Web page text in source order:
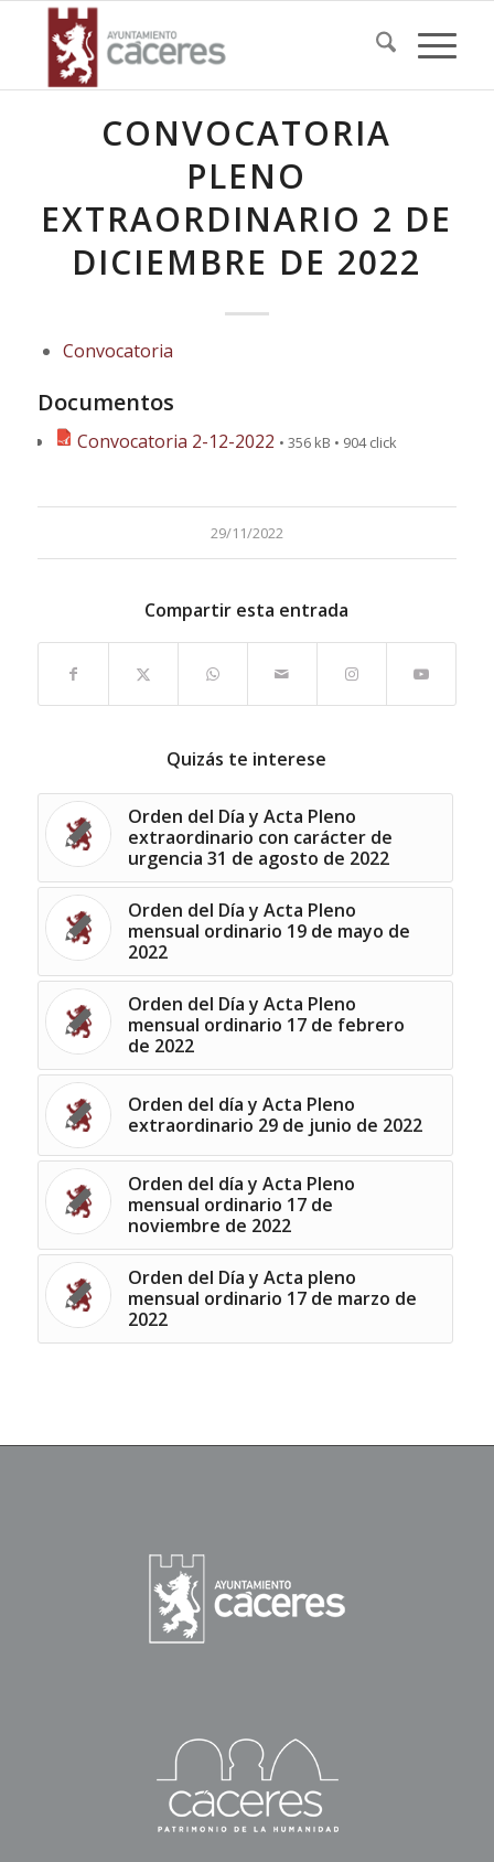
CONVOCATORIA
PLENO
EXTRAORDINARIO 2 DE
DICIEMBRE DE 2022
Convocatoria
Documentos
Convocatoria 2-12-2022 • 356 kB • 904 click
29/11/2022
Compartir esta entrada
Quizás te interese
Orden del Día y Acta Pleno
extraordinario con carácter de
urgencia 31 de agosto de 2022
Orden del Día y Acta Pleno
mensual ordinario 19 de mayo de
2022
Orden del Día y Acta Pleno
mensual ordinario 17 de febrero
de 2022
Orden del día y Acta Pleno
extraordinario 29 de junio de 2022
Orden del día y Acta Pleno
mensual ordinario 17 de
noviembre de 2022
Orden del Día y Acta pleno
mensual ordinario 17 de marzo de
2022